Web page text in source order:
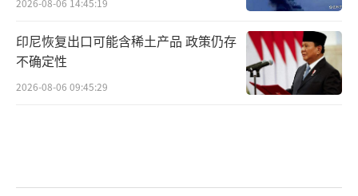
2026-08-06 14:45:19
印尼恢复出口可能含稀土产品 政策仍存
不确定性
2026-08-06 09:45:29